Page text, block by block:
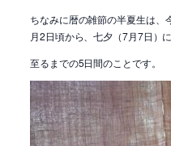
ちなみに暦の雑節の半夏生は
月2日頃から、七夕（7月7日）に
至るまでの5日間のことです。